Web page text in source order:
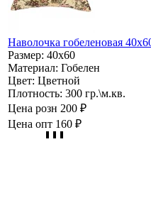
Наволочка гобеленовая
Размер: 40х60
Материал: Гобелен
Цвет: Цветной
Плотность: 300 гр.\м.кв.
Цена розн 200 ₽
Цена опт 160 ₽